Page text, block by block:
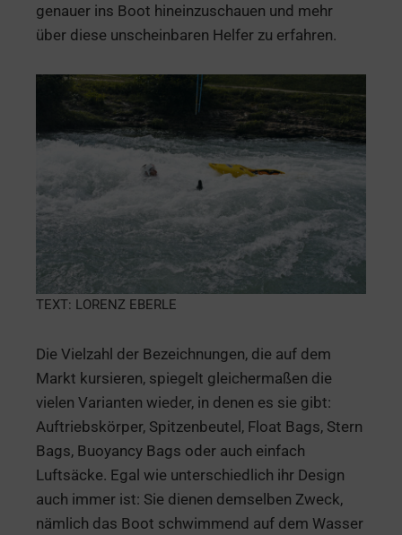
genauer ins Boot hineinzuschauen und mehr
über diese unscheinbaren Helfer zu erfahren.
TEXT: LORENZ EBERLE
Die Vielzahl der Bezeichnungen, die auf dem
Markt kursieren, spiegelt gleichermaßen die
vielen Varianten wieder, in denen es sie gibt:
Auftriebskörper, Spitzenbeutel, Float Bags, Stern
Bags, Buoyancy Bags oder auch einfach
Luftsäcke. Egal wie unterschiedlich ihr Design
auch immer ist: Sie dienen demselben Zweck,
nämlich das Boot schwimmend auf dem Wasser